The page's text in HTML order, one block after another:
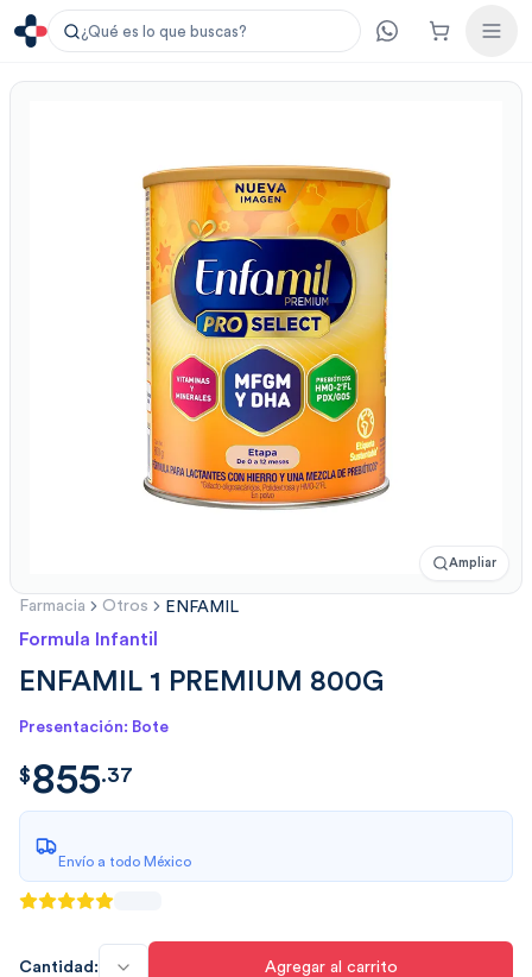
¿Qué es lo que buscas?
Ampliar
Farmacia Otros ENFAMIL
Formula Infantil
ENFAMIL 1 PREMIUM 800G
Presentación: Bote
$855.374
$855.37
Envío a todo México
Cantidad: Agregar al carrito